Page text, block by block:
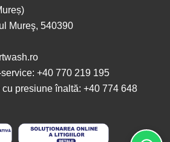
Mureş, 540390
+40 770 219 195
presiune înaltă: +40 774 648